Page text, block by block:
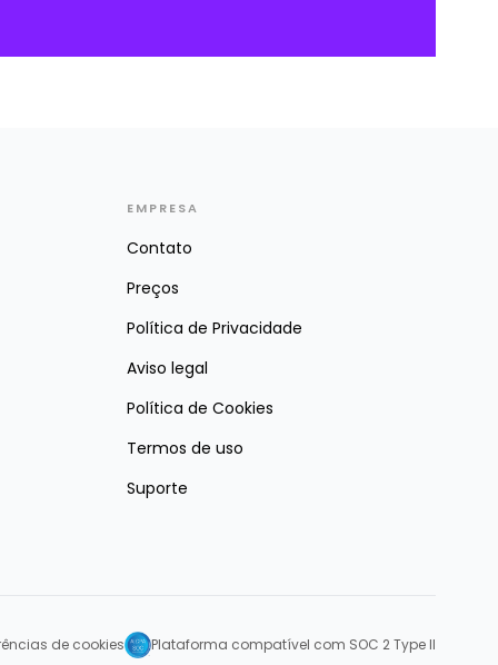
EMPRESA
Contato
Preços
Política de Privacidade
Aviso legal
Política de Cookies
Termos de uso
Suporte
de cookies Plataforma compatível com SOC 2 Type II